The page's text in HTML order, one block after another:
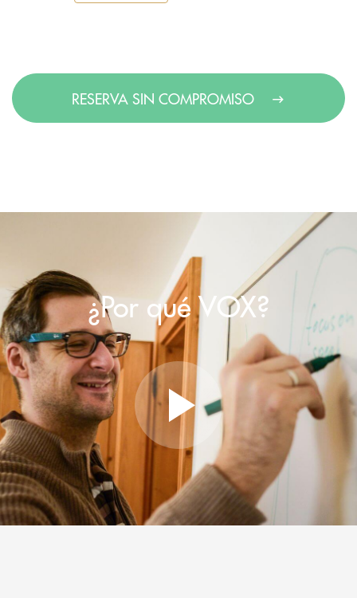
RESERVA SIN COMPROMISO
¿Por qué VOX?